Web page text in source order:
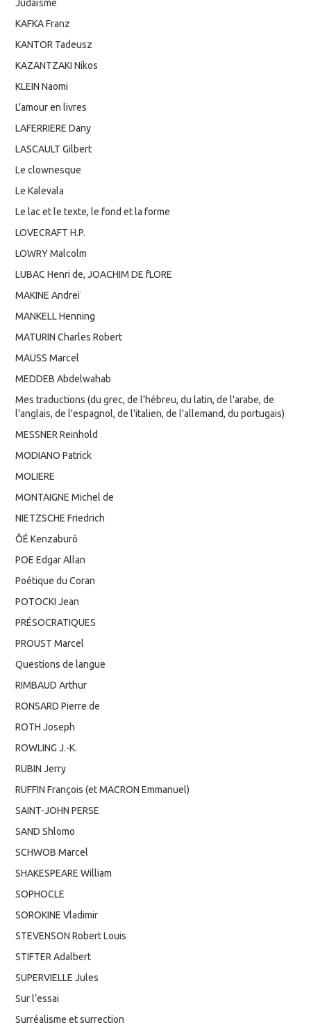
Judaïsme
KAFKA Franz
KANTOR Tadeusz
KAZANTZAKI Nikos
KLEIN Naomi
L'amour en livres
LAFERRIERE Dany
LASCAULT Gilbert
Le clownesque
Le Kalevala
Le lac et le texte, le fond et la forme
LOVECRAFT H.P.
LOWRY Malcolm
LUBAC Henri de, JOACHIM DE fLORE
MAKINE Andreï
MANKELL Henning
MATURIN Charles Robert
MAUSS Marcel
MEDDEB Abdelwahab
Mes traductions (du grec, de l'hébreu, du latin, de l'arabe, de
l'anglais, de l'espagnol, de l'italien, de l'allemand, du portugais)
MESSNER Reinhold
MODIANO Patrick
MOLIERE
MONTAIGNE Michel de
NIETZSCHE Friedrich
ÔÉ Kenzaburô
POE Edgar Allan
Poétique du Coran
POTOCKI Jean
PRÉSOCRATIQUES
PROUST Marcel
Questions de langue
RIMBAUD Arthur
RONSARD Pierre de
ROTH Joseph
ROWLING J.-K.
RUBIN Jerry
RUFFIN François (et MACRON Emmanuel)
SAINT-JOHN PERSE
SAND Shlomo
SCHWOB Marcel
SHAKESPEARE William
SOPHOCLE
SOROKINE Vladimir
STEVENSON Robert Louis
STIFTER Adalbert
SUPERVIELLE Jules
Sur l’essai
Surréalisme et surrection